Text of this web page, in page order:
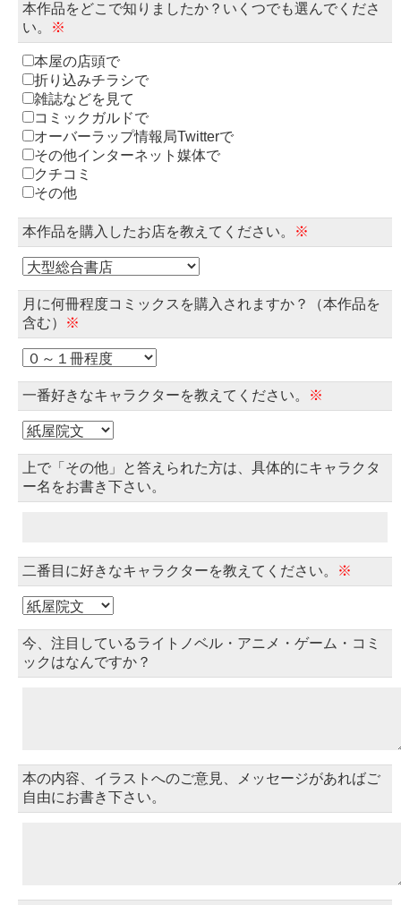
本作品をどこで知りましたか？いくつでも選んでくださ
い。
※
本屋の店頭で
折り込みチラシで
雑誌などを見て
コミックガルドで
オーバーラップ情報局Twitterで
その他インターネット媒体で
クチコミ
その他
本作品を購入したお店を教えてください。 ※
月に何冊程度コミックスを購入されますか？（本作品を
含む）
※
一番好きなキャラクターを教えてください。 ※
上で「その他」と答えられた方は、具体的にキャラクタ
ー名をお書き下さい。
二番目に好きなキャラクターを教えてください。 ※
今、注目しているライトノベル・アニメ・ゲーム・コミ
ックはなんですか？
本の内容、イラストへのご意見、メッセージがあればご
自由にお書き下さい。